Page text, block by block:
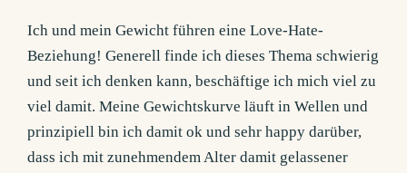
Ich und mein Gewicht führen eine Love-Hate-
Beziehung! Generell finde ich dieses Thema schwierig
und seit ich denken kann, beschäftige ich mich viel zu
viel damit. Meine Gewichtskurve läuft in Wellen und
prinzipiell bin ich damit ok und sehr happy darüber,
dass ich mit zunehmendem Alter damit gelassener